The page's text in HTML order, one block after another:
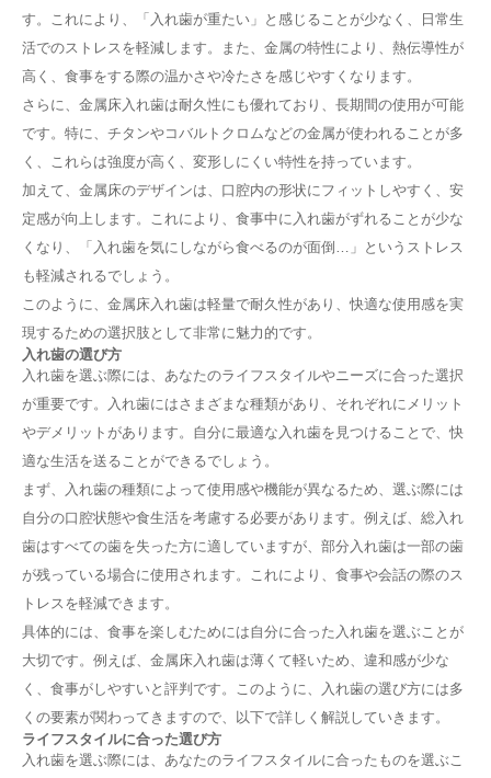
す。これにより、「入れ歯が重たい」と感じることが少なく、日常生
活でのストレスを軽減します。また、金属の特性により、熱伝導性が
高く、食事をする際の温かさや冷たさを感じやすくなります。
さらに、金属床入れ歯は耐久性にも優れており、長期間の使用が可能
です。特に、チタンやコバルトクロムなどの金属が使われることが多
く、これらは強度が高く、変形しにくい特性を持っています。
加えて、金属床のデザインは、口腔内の形状にフィットしやすく、安
定感が向上します。これにより、食事中に入れ歯がずれることが少な
くなり、「入れ歯を気にしながら食べるのが面倒…」というストレス
も軽減されるでしょう。
このように、金属床入れ歯は軽量で耐久性があり、快適な使用感を実
現するための選択肢として非常に魅力的です。
入れ歯の選び方
入れ歯を選ぶ際には、あなたのライフスタイルやニーズに合った選択
が重要です。入れ歯にはさまざまな種類があり、それぞれにメリット
やデメリットがあります。自分に最適な入れ歯を見つけることで、快
適な生活を送ることができるでしょう。
まず、入れ歯の種類によって使用感や機能が異なるため、選ぶ際には
自分の口腔状態や食生活を考慮する必要があります。例えば、総入れ
歯はすべての歯を失った方に適していますが、部分入れ歯は一部の歯
が残っている場合に使用されます。これにより、食事や会話の際のス
トレスを軽減できます。
具体的には、食事を楽しむためには自分に合った入れ歯を選ぶことが
大切です。例えば、金属床入れ歯は薄くて軽いため、違和感が少な
く、食事がしやすいと評判です。このように、入れ歯の選び方には多
くの要素が関わってきますので、以下で詳しく解説していきます。
ライフスタイルに合った選び方
入れ歯を選ぶ際には、あなたのライフスタイルに合ったものを選ぶこ